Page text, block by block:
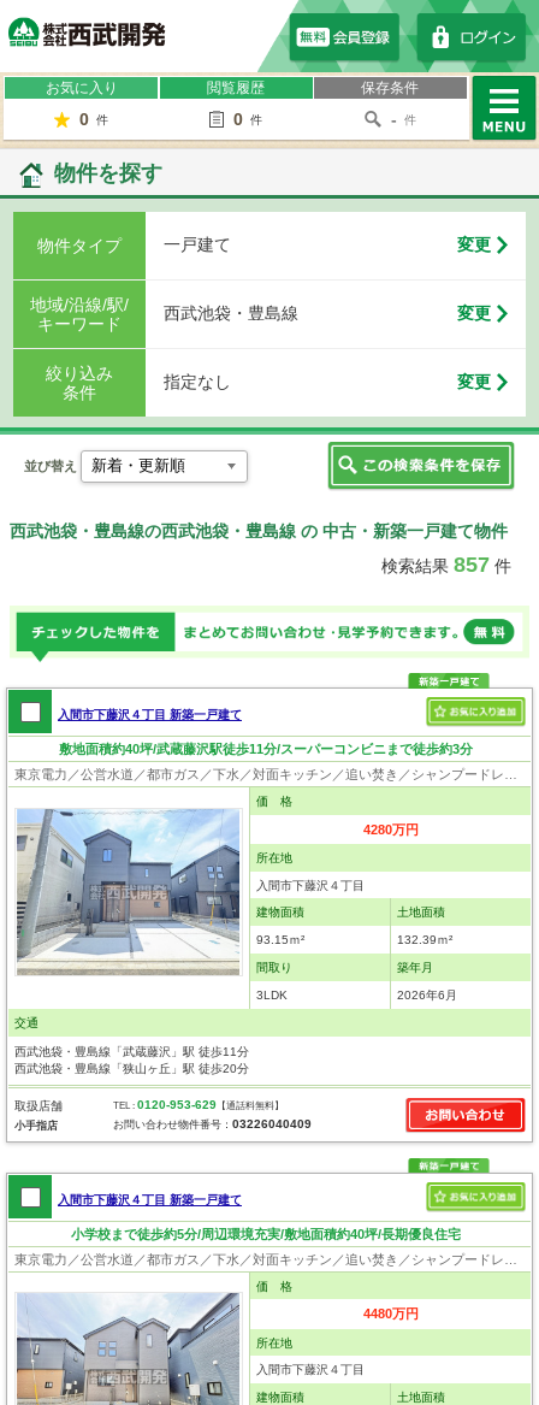
お気に入り
0 件
閲覧履歴
0 件
保存条件
- 件
物件を探す
物件タイプ 一戸建て 変更
地域/沿線/駅/
キーワード
西武池袋・豊島線 変更
絞り込み
条件
指定なし 変更
並び替え
西武池袋・豊島線の西武池袋・豊島線 の 中古・新築一戸建て物件
検索結果 857件
入間市下藤沢４丁目 新築一戸建て
敷地面積約40坪/武蔵藤沢駅徒歩11分/スーパーコンビニまで徒歩約3分
価 格
4280万円
所在地
入間市下藤沢４丁目
建物面積
93.15ｍ²
土地面積
132.39ｍ²
間取り
3LDK
築年月
2026年6月
交通
西武池袋・豊島線「武蔵藤沢」駅 徒歩11分
西武池袋・豊島線「狭山ヶ丘」駅 徒歩20分
取扱店舗
小手指店
TEL :0120-953-629 【通話料無料】
お問い合わせ物件番号：03226040409
入間市下藤沢４丁目 新築一戸建て
小学校まで徒歩約5分/周辺環境充実/敷地面積約40坪/長期優良住宅
価 格
4480万円
所在地
入間市下藤沢４丁目
建物面積 土地面積